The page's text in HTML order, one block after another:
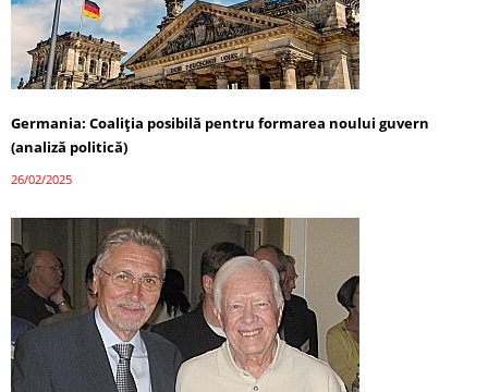
Germania: Coaliția posibilă pentru formarea noului guvern
(analiză politică)
26/02/2025